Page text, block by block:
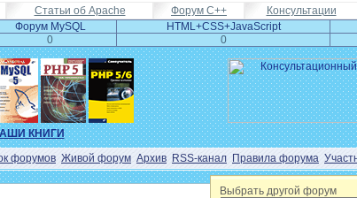
Статьи об Apache Форум С++ Консультации
Форум MySQL HTML+CSS+JavaScript
0 0
КНИГИ
форумов Живой форум Архив RSS-канал Правила форума
Выбрать другой форум